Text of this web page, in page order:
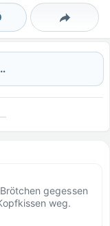
Teilen
gegessen
weg.